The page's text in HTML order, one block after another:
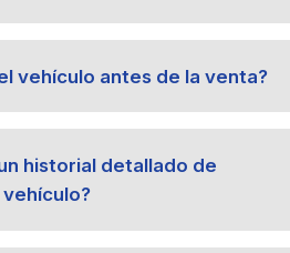
vehículo antes de la venta?
historial detallado de